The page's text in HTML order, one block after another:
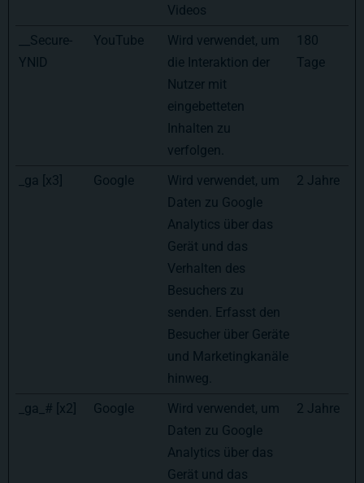
Videos
__Secure-
YNID
YouTube
Wird verwendet, um
die Interaktion der
Nutzer mit
eingebetteten
Inhalten zu
verfolgen.
180
Tage
_ga [x3] Google
Wird verwendet, um
Daten zu Google
Analytics über das
Gerät und das
Verhalten des
Besuchers zu
senden. Erfasst den
Besucher über Geräte
und Marketingkanäle
hinweg.
2 Jahre
_ga_# [x2] Google
Wird verwendet, um
Daten zu Google
Analytics über das
Gerät und das
2 Jahre